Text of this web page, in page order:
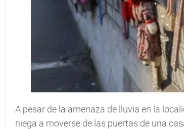
A pesar de la amenaza de lluvia en la
niega a moverse de las puertas de una